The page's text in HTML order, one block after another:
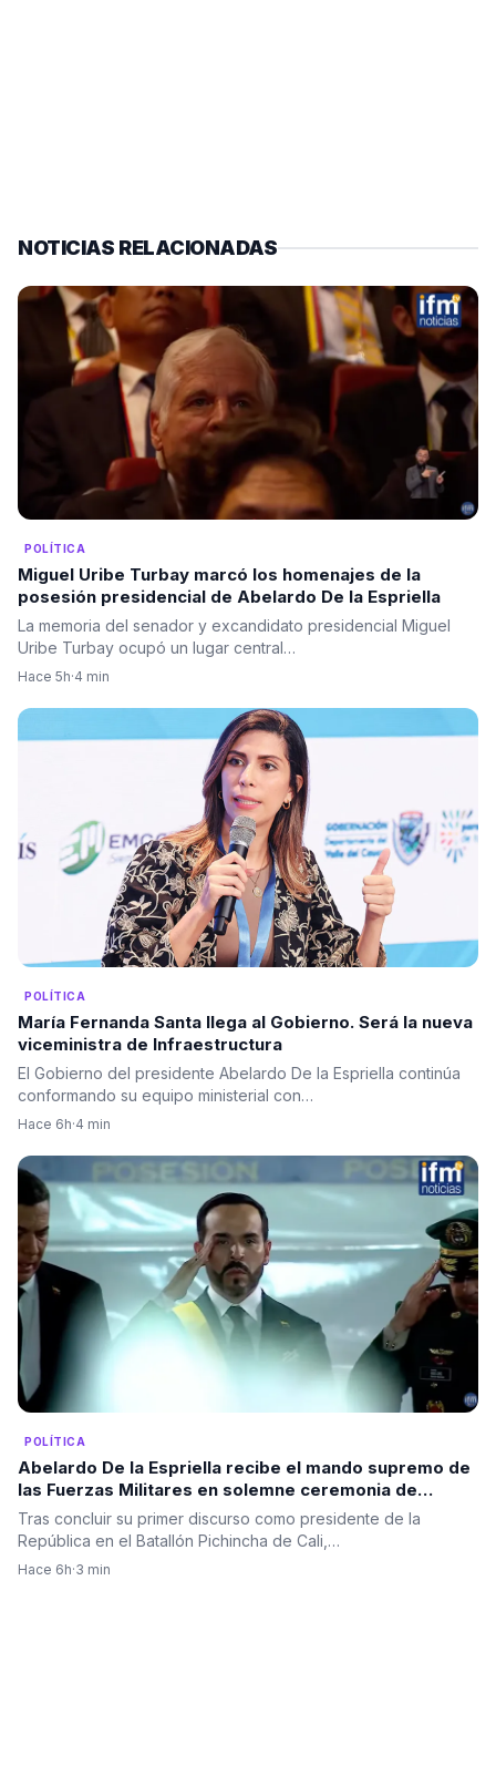
NOTICIAS RELACIONADAS
POLÍTICA
Miguel Uribe Turbay marcó los homenajes de la
posesión presidencial de Abelardo De la Espriella
La memoria del senador y excandidato presidencial Miguel
Uribe Turbay ocupó un lugar central…
Hace 5h·4 min
POLÍTICA
María Fernanda Santa llega al Gobierno. Será la nueva
viceministra de Infraestructura
El Gobierno del presidente Abelardo De la Espriella continúa
conformando su equipo ministerial con…
Hace 6h·4 min
POLÍTICA
Abelardo De la Espriella recibe el mando supremo de
las Fuerzas Militares en solemne ceremonia de
reconocimiento de tropas
Tras concluir su primer discurso como presidente de la
República en el Batallón Pichincha de Cali,…
Hace 6h·3 min